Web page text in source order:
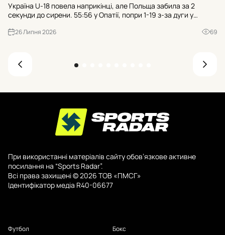
Україна U-18 повела наприкінці, але Польща забила за 2
секунди до сирени. 55:56 у Опатії, попри 1-19 з-за дуги у
26 Липня 2026 69
При використанні матеріалів сайту обов’язкове активне
посилання на “Sports Radar”.
Всі права захищені © 2026 ТОВ «ПМСГ»
Ідентифікатор медіа R40-06677
Футбол
Бокс